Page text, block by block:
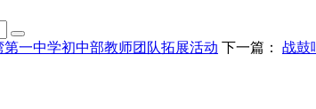
一中学初中部教师团队拓展活动 下一篇： 战鼓